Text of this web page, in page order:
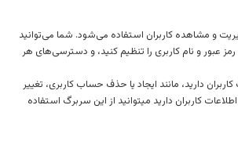
و مشاهده کاربران استفاده می‌شود. شما می‌توانید
رمز عبور و نام کاربری را تنظیم کنید، و دسترسی‌های هر
دارید، مانند ایجاد یا حذف حساب کاربری، تغییر
کاربران دارید میتوانید از این سربرگ استفاده